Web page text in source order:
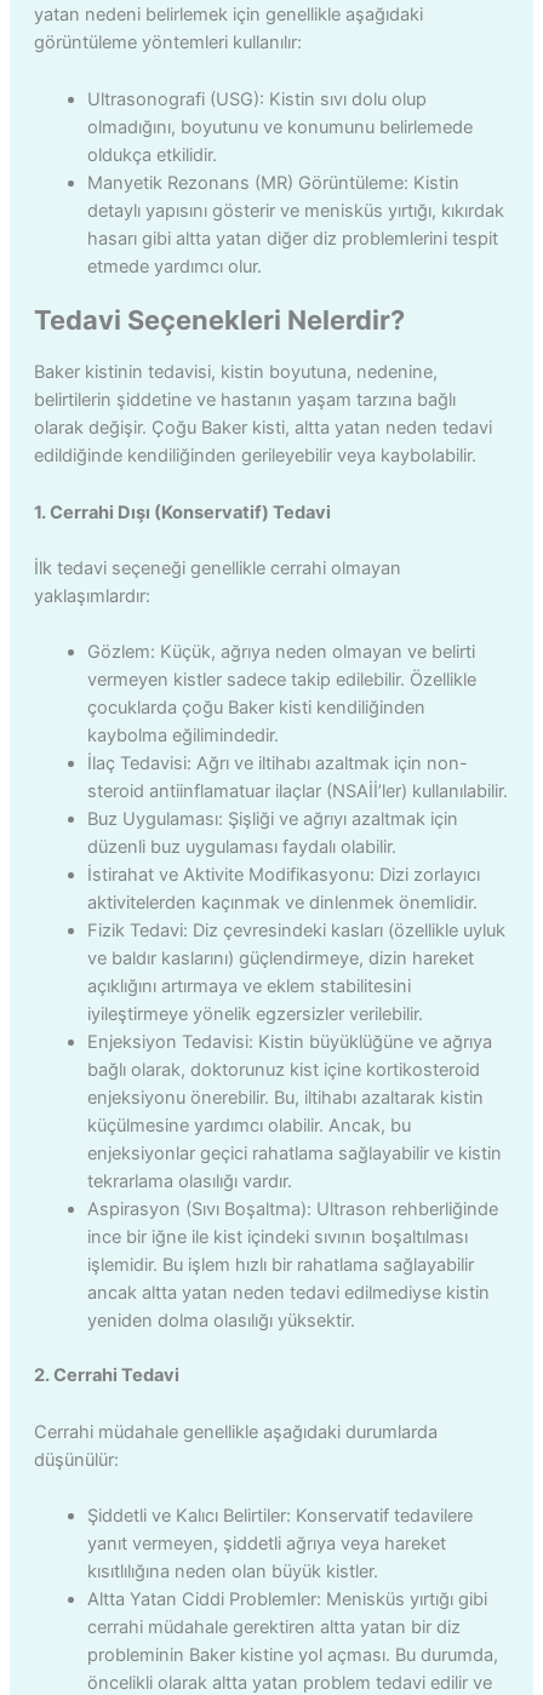
yatan nedeni belirlemek için genellikle aşağıdaki
görüntüleme yöntemleri kullanılır:
Ultrasonografi (USG): Kistin sıvı dolu olup
olmadığını, boyutunu ve konumunu belirlemede
oldukça etkilidir.
Manyetik Rezonans (MR) Görüntüleme: Kistin
detaylı yapısını gösterir ve menisküs yırtığı, kıkırdak
hasarı gibi altta yatan diğer diz problemlerini tespit
etmede yardımcı olur.
Tedavi Seçenekleri Nelerdir?
Baker kistinin tedavisi, kistin boyutuna, nedenine,
belirtilerin şiddetine ve hastanın yaşam tarzına bağlı
olarak değişir. Çoğu Baker kisti, altta yatan neden tedavi
edildiğinde kendiliğinden gerileyebilir veya kaybolabilir.
1. Cerrahi Dışı (Konservatif) Tedavi
İlk tedavi seçeneği genellikle cerrahi olmayan
yaklaşımlardır:
Gözlem: Küçük, ağrıya neden olmayan ve belirti
vermeyen kistler sadece takip edilebilir. Özellikle
çocuklarda çoğu Baker kisti kendiliğinden
kaybolma eğilimindedir.
İlaç Tedavisi: Ağrı ve iltihabı azaltmak için non-
steroid antiinflamatuar ilaçlar (NSAİİ’ler) kullanılabilir.
Buz Uygulaması: Şişliği ve ağrıyı azaltmak için
düzenli buz uygulaması faydalı olabilir.
İstirahat ve Aktivite Modifikasyonu: Dizi zorlayıcı
aktivitelerden kaçınmak ve dinlenmek önemlidir.
Fizik Tedavi: Diz çevresindeki kasları (özellikle uyluk
ve baldır kaslarını) güçlendirmeye, dizin hareket
açıklığını artırmaya ve eklem stabilitesini
iyileştirmeye yönelik egzersizler verilebilir.
Enjeksiyon Tedavisi: Kistin büyüklüğüne ve ağrıya
bağlı olarak, doktorunuz kist içine kortikosteroid
enjeksiyonu önerebilir. Bu, iltihabı azaltarak kistin
küçülmesine yardımcı olabilir. Ancak, bu
enjeksiyonlar geçici rahatlama sağlayabilir ve kistin
tekrarlama olasılığı vardır.
Aspirasyon (Sıvı Boşaltma): Ultrason rehberliğinde
ince bir iğne ile kist içindeki sıvının boşaltılması
işlemidir. Bu işlem hızlı bir rahatlama sağlayabilir
ancak altta yatan neden tedavi edilmediyse kistin
yeniden dolma olasılığı yüksektir.
2. Cerrahi Tedavi
Cerrahi müdahale genellikle aşağıdaki durumlarda
düşünülür:
Şiddetli ve Kalıcı Belirtiler: Konservatif tedavilere
yanıt vermeyen, şiddetli ağrıya veya hareket
kısıtlılığına neden olan büyük kistler.
Altta Yatan Ciddi Problemler: Menisküs yırtığı gibi
cerrahi müdahale gerektiren altta yatan bir diz
probleminin Baker kistine yol açması. Bu durumda,
öncelikli olarak altta yatan problem tedavi edilir ve